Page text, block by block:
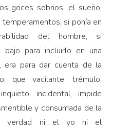
goces sobrios, el sueño,
si ponía en
del hombre, si
bajo para incluirlo en una
era para dar cuenta de la
que vacilante, trémulo,
incidental, impide
y consumada de la
verdad ni el yo ni el